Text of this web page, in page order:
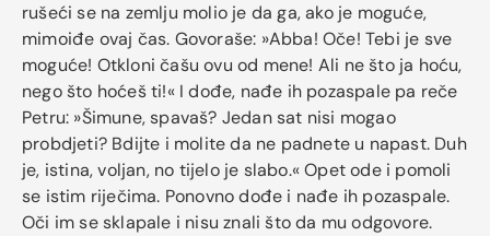
rušeći se na zemlju molio je da ga, ako je moguće,
mimoiđe ovaj čas. Govoraše: »Abba! Oče! Tebi je sve
moguće! Otkloni čašu ovu od mene! Ali ne što ja hoću,
nego što hoćeš ti!« I dođe, nađe ih pozaspale pa reče
Petru: »Šimune, spavaš? Jedan sat nisi mogao
probdjeti? Bdijte i molite da ne padnete u napast. Duh
je, istina, voljan, no tijelo je slabo.« Opet ode i pomoli
se istim riječima. Ponovno dođe i nađe ih pozaspale.
Oči im se sklapale i nisu znali što da mu odgovore.